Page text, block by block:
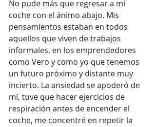
No pude más que regresar a mi
coche con el ánimo abajo. Mis
pensamientos estaban en todos
aquellos que viven de trabajos
informales, en los emprendedores
como Vero y como yo que tenemos
un futuro próximo y distante muy
incierto. La ansiedad se apoderó de
mí, tuve que hacer ejercicios de
respiración antes de encender el
coche, me concentré en repetir la